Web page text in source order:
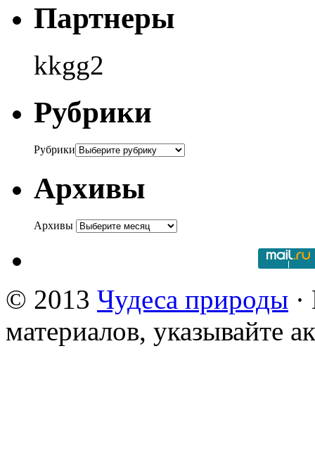
Партнеры
kkgg2
Рубрики
Рубрики
Архивы
Архивы
© 2013 Чудеса природы
материалов, указывайте